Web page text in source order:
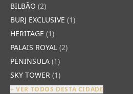
BILBÃO (2)
BURJ EXCLUSIVE (1)
HERITAGE (1)
PALAIS ROYAL (2)
PENINSULA (1)
SKY TOWER (1)
+ VER TODOS DESTA CIDADE